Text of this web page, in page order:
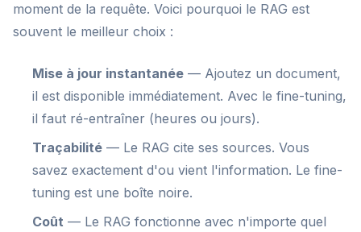
moment de la requête. Voici pourquoi le RAG est
souvent le meilleur choix :
Mise à jour instantanée — Ajoutez un document,
il est disponible immédiatement. Avec le fine-tuning,
il faut ré-entraîner (heures ou jours).
Traçabilité — Le RAG cite ses sources. Vous
savez exactement d'ou vient l'information. Le fine-
tuning est une boîte noire.
Coût — Le RAG fonctionne avec n'importe quel